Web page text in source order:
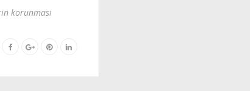
korunması